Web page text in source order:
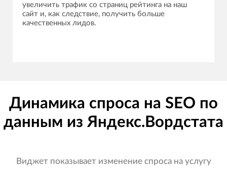
увеличить трафик со страниц рейтинга на наш
сайт и, как следствие, получить больше
качественных лидов.
Динамика спроса на SEO по
данным из Яндекс.Вордстата
Виджет показывает изменение спроса на услугу